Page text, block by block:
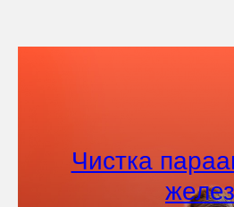
Чистка
желез